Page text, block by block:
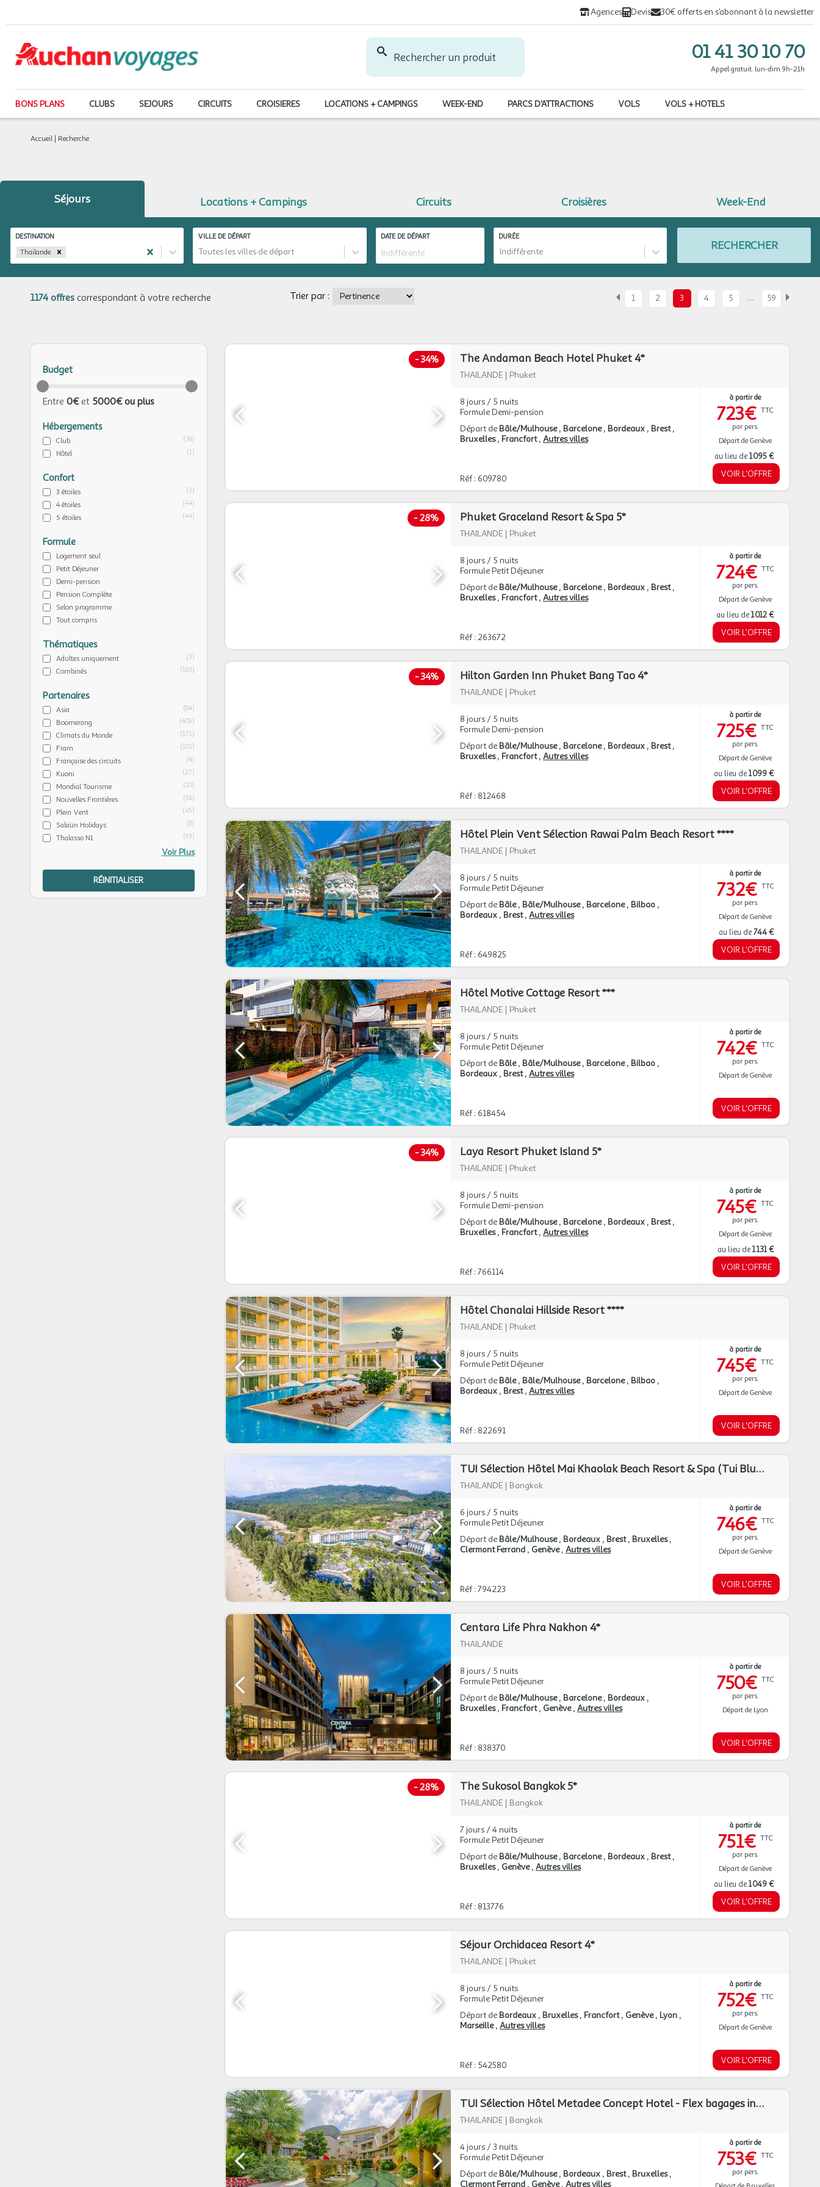
Agences Devis 30€ offerts en s’abonnant à la newsletter
Rechercher un produit 01 41 30 10 70
Appel gratuit. lun-dim 9h-21h
BONS PLANS CLUBS SEJOURS CIRCUITS CROISIERES LOCATIONS + CAMPINGS WEEK-END PARCS D'ATTRACTIONS VOLS VOLS + HOTELS
Accueil Recherche
Séjours Locations + Campings Circuits Croisières Week-End
DESTINATION
Thailande
VILLE DE DÉPART
Toutes les villes de départ
DATE DE DÉPART DURÉE
Indifférente RECHERCHER
1174 offres correspondant à votre recherche Trier par : 1 2 3 4 5 … 59
Budget
Entre 0€et 5000€ ou plus
Hébergements
Club (36)
Hôtel (1)
Confort
3 étoiles (3)
4 étoiles (44)
5 étoiles (44)
Formule
Logement seul
Petit Déjeuner
Demi-pension
Pension Complète
Selon programme
Tout compris
Thématiques
Adultes uniquement (3)
Combinés (183)
Partenaires
Asia (84)
Boomerang (405)
Climats du Monde (171)
Fram (101)
Française des circuits (4)
Kuoni (27)
Mondial Tourisme (10)
Nouvelles Frontières (56)
Plein Vent (45)
Salaün Holidays (8)
Thalasso N1 (93)
Voir Plus
RÉINITIALISER
-34% The Andaman Beach Hotel Phuket 4*
THAILANDE | Phuket
8 jours / 5 nuits
Formule Demi-pension
Départ de Bâle/Mulhouse Barcelone Bordeaux
Brest
Bruxelles Francfort Autres villes
Réf : 609780
à partir de
723€ TTC
par pers.
Départ de Genève
au lieu de1 095 €
VOIR L'OFFRE
- 28% Phuket Graceland Resort & Spa 5*
THAILANDE | Phuket
8 jours / 5 nuits
Formule Petit Déjeuner
Départ de Bâle/Mulhouse Barcelone Bordeaux
Brest
Bruxelles Francfort Autres villes
Réf : 263672
à partir de
724€ TTC
par pers.
Départ de Genève
au lieu de1 012 €
VOIR L'OFFRE
-34% Hilton Garden Inn Phuket Bang Tao 4*
THAILANDE | Phuket
8 jours / 5 nuits
Formule Demi-pension
Départ de Bâle/Mulhouse Barcelone Bordeaux
Brest
Bruxelles Francfort Autres villes
Réf : 812468
à partir de
725€ TTC
par pers.
Départ de Genève
au lieu de1 099 €
VOIR L'OFFRE
Hôtel Plein Vent Sélection Rawai Palm Beach Resort ****
THAILANDE | Phuket
8 jours / 5 nuits
Formule Petit Déjeuner
Départ de Bâle Bâle/Mulhouse Barcelone Bilbao
Bordeaux
Brest Autres villes
Réf : 649825
à partir de
732€ TTC
par pers.
Départ de Genève
au lieu de744 €
VOIR L'OFFRE
Hôtel Motive Cottage Resort ***
THAILANDE | Phuket
8 jours / 5 nuits
Formule Petit Déjeuner
Départ de Bâle Bâle/Mulhouse Barcelone Bilbao
Bordeaux
Brest Autres villes
Réf : 618454
à partir de
742€ TTC
par pers.
Départ de Genève
VOIR L'OFFRE
-34% Laya Resort Phuket Island 5*
THAILANDE | Phuket
8 jours / 5 nuits
Formule Demi-pension
Départ de Bâle/Mulhouse Barcelone Bordeaux
Brest
Bruxelles Francfort Autres villes
Réf : 766114
à partir de
745€ TTC
par pers.
Départ de Genève
au lieu de1 131 €
VOIR L'OFFRE
Hôtel Chanalai Hillside Resort ****
THAILANDE | Phuket
8 jours / 5 nuits
Formule Petit Déjeuner
Départ de Bâle Bâle/Mulhouse Barcelone Bilbao
Bordeaux
Brest Autres villes
Réf : 822691
à partir de
745€ TTC
par pers.
Départ de Genève
VOIR L'OFFRE
TUI Sélection Hôtel Mai Khaolak Beach Resort & Spa (Tui Blue Mai Khaolak en hiver) - Flex bagages inclus ****
THAILANDE | Bangkok
6 jours / 5 nuits
Formule Petit Déjeuner
Départ de Bâle/Mulhouse Bordeaux Brest Bruxelles
Clermont Ferrand
Genève Autres villes
Réf : 794223
à partir de
746€ TTC
par pers.
Départ de Genève
VOIR L'OFFRE
Centara Life Phra Nakhon 4*
THAILANDE
8 jours / 5 nuits
Formule Petit Déjeuner
Départ de Bâle/Mulhouse Barcelone Bordeaux
Bruxelles Francfort Genève Autres villes
Réf : 838370
à partir de
750€ TTC
par pers.
Départ de Lyon
VOIR L'OFFRE
- 28% The Sukosol Bangkok 5*
THAILANDE | Bangkok
7 jours / 4 nuits
Formule Petit Déjeuner
Départ de Bâle/Mulhouse Barcelone Bordeaux
Brest
Bruxelles Genève Autres villes
Réf : 813776
à partir de
751€ TTC
par pers.
Départ de Genève
au lieu de1 049 €
VOIR L'OFFRE
Séjour Orchidacea Resort 4*
THAILANDE | Phuket
8 jours / 5 nuits
Formule Petit Déjeuner
Départ de Bordeaux Bruxelles Francfort Genève Lyon
Marseille Autres villes
Réf : 542580
à partir de
752€ TTC
par pers.
Départ de Genève
VOIR L'OFFRE
TUI Sélection Hôtel Metadee Concept Hotel - Flex bagages inclus ****
THAILANDE | Bangkok
4 jours / 3 nuits
Formule Petit Déjeuner
Départ de Bâle/Mulhouse Bordeaux Brest Bruxelles
Clermont Ferrand
Genève Autres villes
à partir de
753€ TTC
par pers.